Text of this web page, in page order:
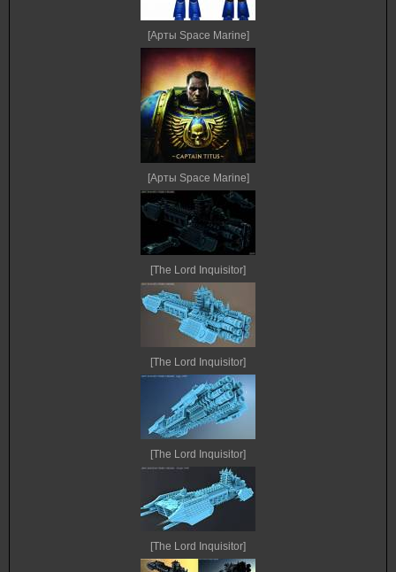
[Арты Space Marine]
[Арты Space Marine]
[The Lord Inquisitor]
[The Lord Inquisitor]
[The Lord Inquisitor]
[The Lord Inquisitor]